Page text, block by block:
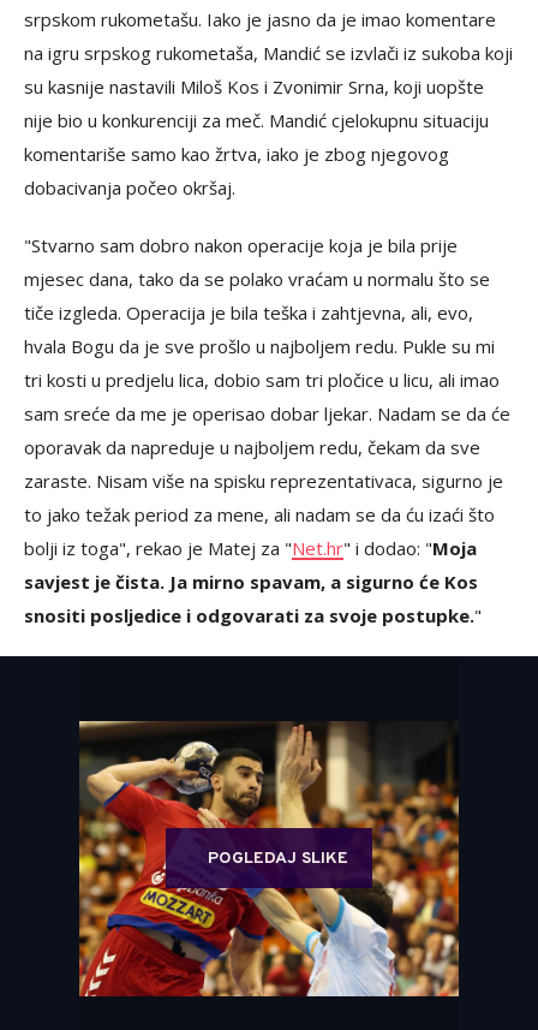
srpskom rukometašu. Iako je jasno da je imao komentare
na igru srpskog rukometaša, Mandić se izvlači iz sukoba koji
su kasnije nastavili Miloš Kos i Zvonimir Srna, koji uopšte
nije bio u konkurenciji za meč. Mandić cjelokupnu situaciju
komentariše samo kao žrtva, iako je zbog njegovog
dobacivanja počeo okršaj.
"Stvarno sam dobro nakon operacije koja je bila prije
mjesec dana, tako da se polako vraćam u normalu što se
tiče izgleda. Operacija je bila teška i zahtjevna, ali, evo,
hvala Bogu da je sve prošlo u najboljem redu. Pukle su mi
tri kosti u predjelu lica, dobio sam tri pločice u licu, ali imao
sam sreće da me je operisao dobar ljekar. Nadam se da će
oporavak da napreduje u najboljem redu, čekam da sve
zaraste. Nisam više na spisku reprezentativaca, sigurno je
to jako težak period za mene, ali nadam se da ću izaći što
bolji iz toga", rekao je Matej za "Net.hr" i dodao: "Moja
savjest je čista. Ja mirno spavam, a sigurno će Kos
snositi posljedice i odgovarati za svoje postupke."
POGLEDAJ SLIKE